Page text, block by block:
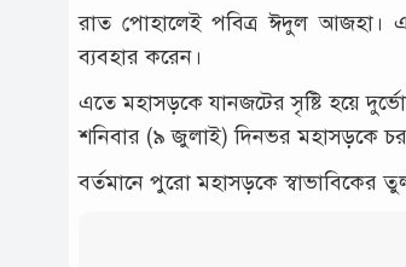
রাত পোহা‌লেই পবিত্র ঈদুল আজহা।
ব‌্যবহার ক‌রেন।
এতে মহাসড়‌কে যানজটের সৃ‌ষ্টি হ‌য়ে
শ‌নিবার (৯ জুলাই) দিনভর মহাসড়‌কে চরম
বর্তমানে পু‌রো মহাসড়কে